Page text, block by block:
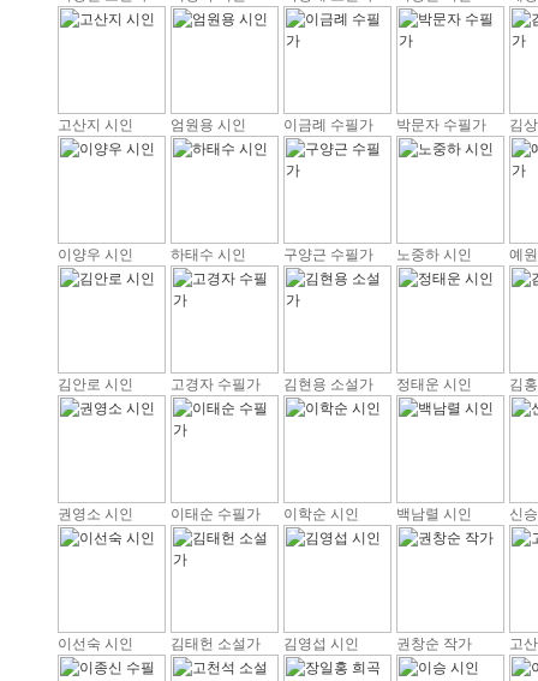
고산지 시인 엄원용 시인 이금례 수필가 박문자 수필가 김
이양우 시인 하태수 시인 구양근 수필가 노중하 시인 예
김안로 시인 고경자 수필가 김현용 소설가 정태운 시인 김
권영소 시인 이태순 수필가 이학순 시인 백남렬 시인 신
이선숙 시인 김태헌 소설가 김영섭 시인 권창순 작가 고